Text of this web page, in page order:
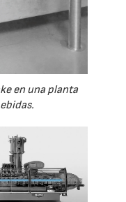
en una planta